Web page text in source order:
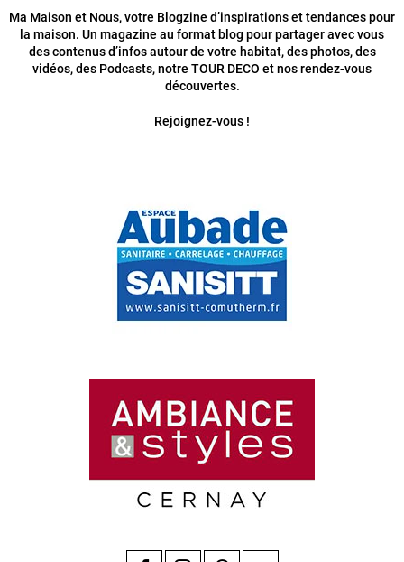
Ma Maison et Nous, votre Blogzine d’inspirations et tendances pour
la maison. Un magazine au format blog pour partager avec vous
des contenus d’infos autour de votre habitat, des photos, des
vidéos, des Podcasts, notre TOUR DECO et nos rendez-vous
découvertes.
Rejoignez-vous !